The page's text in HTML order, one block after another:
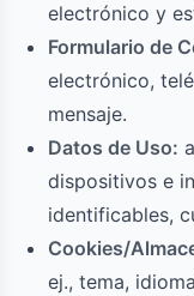
electrónico y
Formulario de
electrónico,
mensaje.
Datos de Uso:
dispositivos e
identificables,
Cookies/
ej., tema,